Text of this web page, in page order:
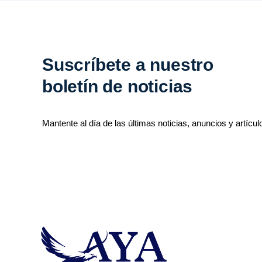
Suscríbete a nuestro
boletín de noticias
Mantente al día de las últimas noticias, anuncios y